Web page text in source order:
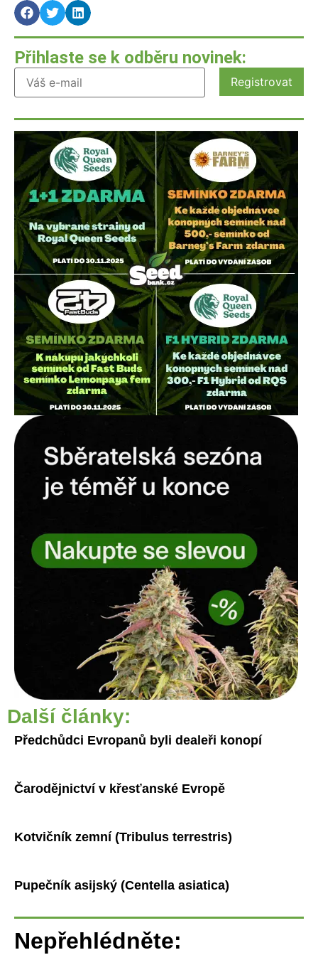
Přihlaste se k odběru novinek:
Další články:
Předchůdci Evropanů byli dealeři konopí
Čarodějnictví v křesťanské Evropě
Kotvičník zemní (Tribulus terrestris)
Pupečník asijský (Centella asiatica)
Nepřehlédněte: